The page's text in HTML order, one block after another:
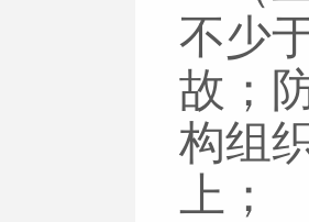
不少
故；
构组
上；